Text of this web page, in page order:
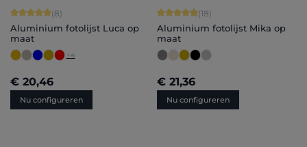
Gemiddelde waardering van 5 van 5 sterren
(8)
Aluminium fotolijst Luca op
maat
+4
€ 20,46
Nu configureren
Gemiddelde waardering van 4.89
(18)
Aluminium fotolijst Mika op
maat
€ 21,36
Nu configureren